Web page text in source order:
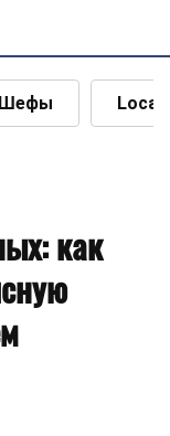
Шефы Local
как